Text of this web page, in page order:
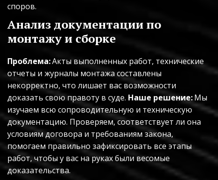
споров.
Анализ документации по
монтажу и сборке
Проблема: Акты выполненных работ, технические
отчеты и журналы монтажа составлены
некорректно, что лишает вас возможности
доказать свою правоту в суде. Наше решение: Мы
изучаем всю сопроводительную и техническую
документацию. Проверяем, соответствует ли она
условиям договора и требованиям закона,
помогаем правильно зафиксировать все этапы
работ, чтобы у вас на руках были весомые
доказательства.